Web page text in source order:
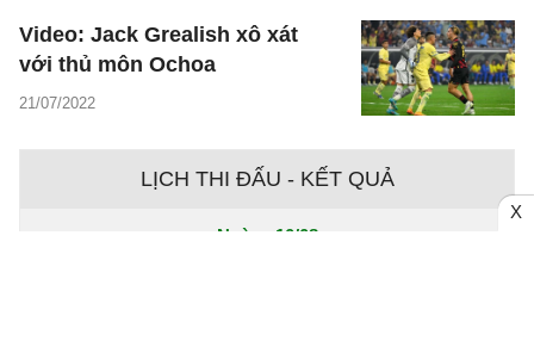
Video: Jack Grealish xô xát
với thủ môn Ochoa
21/07/2022
LỊCH THI ĐẤU - KẾT QUẢ
Ngày - 10/08
X